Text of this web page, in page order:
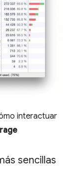
interactuar
sencillas